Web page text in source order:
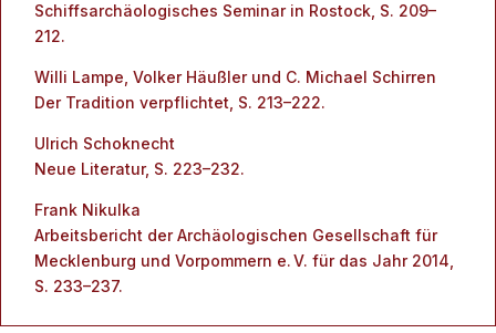
Schiffsarchäologisches Seminar in Rostock, S. 209–
212.
Willi Lampe, Volker Häußler und C. Michael Schirren
Der Tradition verpflichtet, S. 213–222.
Ulrich Schoknecht
Neue Literatur, S. 223–232.
Frank Nikulka
Arbeitsbericht der Archäologischen Gesellschaft für
Mecklenburg und Vorpommern e. V. für das Jahr 2014,
S. 233–237.